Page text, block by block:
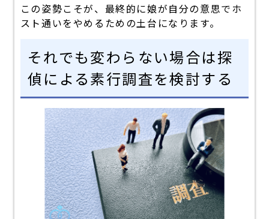
この姿勢こそが、最終的に娘が自分の意思でホ
スト通いをやめるための土台になります。
それでも変わらない場合は探
偵による素行調査を検討する